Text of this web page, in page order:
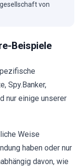
von
Beispiele
Spy.Banker,
nur einige unserer
Weise
haben oder nur
davon, wie